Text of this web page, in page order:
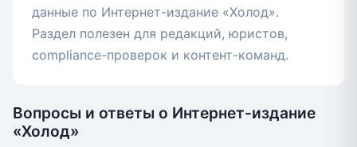
данные по Интернет-издание «Холод».
Раздел полезен для редакций, юристов,
compliance-проверок и контент-команд.
Вопросы и ответы о Интернет-издание
«Холод»